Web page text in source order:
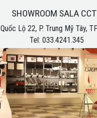
SHOWROOM SALA
Quốc Lộ 22, P. Trung Mỹ Tây,
Tel: 033.4241.345